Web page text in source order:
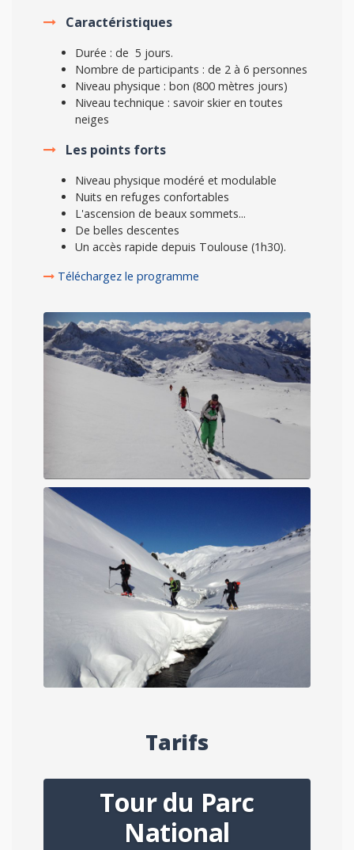
Caractéristiques
Durée : de 5 jours.
Nombre de participants : de 2 à 6 personnes
Niveau physique : bon (800 mètres jours)
Niveau technique : savoir skier en toutes
neiges
Les points forts
Niveau physique modéré et modulable
Nuits en refuges confortables
L'ascension de beaux sommets...
De belles descentes
Un accès rapide depuis Toulouse (1h30).
Téléchargez le programme
Tarifs
Tour du Parc
National